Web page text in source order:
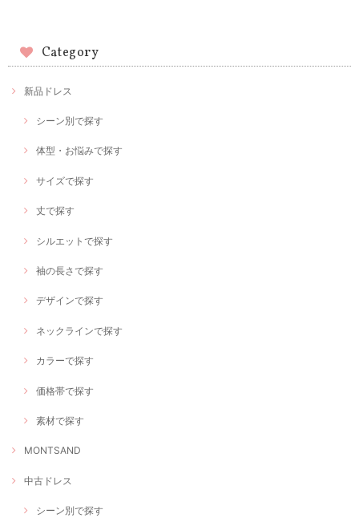
Category
新品ドレス
シーン別で探す
体型・お悩みで探す
サイズで探す
丈で探す
シルエットで探す
袖の長さで探す
デザインで探す
ネックラインで探す
カラーで探す
価格帯で探す
素材で探す
MONTSAND
中古ドレス
シーン別で探す